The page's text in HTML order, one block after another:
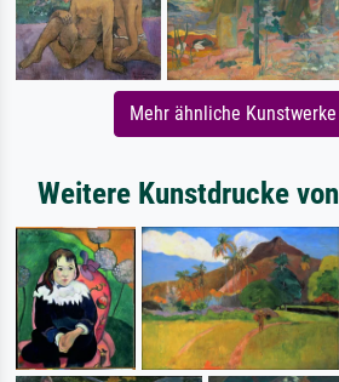
Mehr ähnliche
Weitere Kunstdrucke